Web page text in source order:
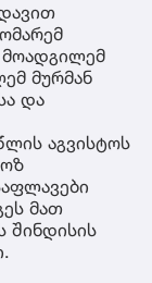
მოადგილემ
მურმან
და
აგვისტოს
მათ
შინდისის